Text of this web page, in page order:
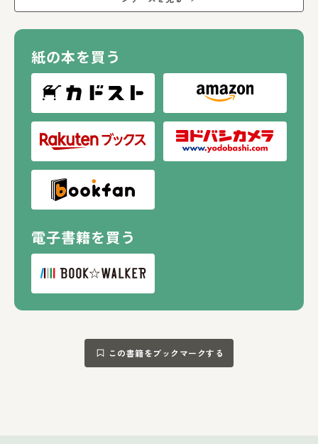
紙の本を買う
電子書籍を買う
この書籍をブックマークする